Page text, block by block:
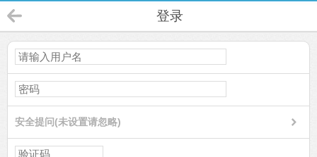
登录
安全提问(未设置请忽略)